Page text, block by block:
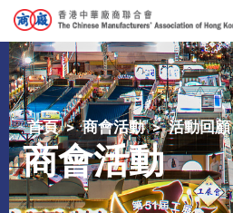
首頁 商會活動 活動回顧
商會活動